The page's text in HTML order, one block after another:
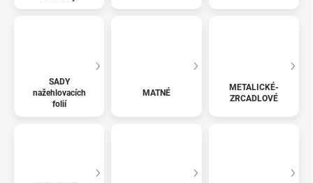
SADY
nažehlovacích
folií
MATNÉ
METALICKÉ-
ZRCADLOVÉ